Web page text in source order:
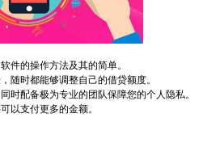
件的操作方法及其的简单。
随时都能够调整自己的借贷额度。
时配备极为专业的团队保障您的个人隐私。
以支付更多的金额。